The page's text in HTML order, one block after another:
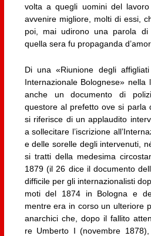
volta a quegli uomini del
avvenire migliore, molti di essi,
poi, mai udirono una parola di
quella sera fu propaganda
Di una «Riunione degli
Internazionale Bolognese» nella
anche un documento di
questore al prefetto ove si parla
si riferisce di un applaudito
a sollecitare l’iscrizione
e delle sorelle degli intervenuti,
si tratti della medesima
1879 (il 26 dice il documento
difficile per gli internazionalisti
moti del 1874 in Bologna e
mentre era in corso un ulteriore
anarchici che, dopo il fallito
re Umberto I (novembre